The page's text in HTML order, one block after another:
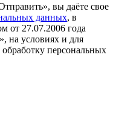
вы даёте свое
данных, в
от 27.07.2006 года
на условиях и для
персональных